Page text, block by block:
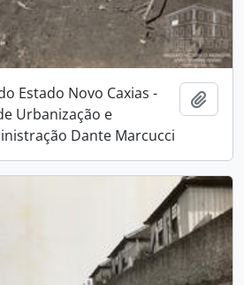
Estado Novo Caxias -
Urbanização e
Dante Marcucci